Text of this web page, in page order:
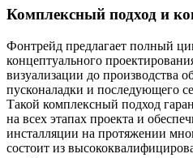
Комплексный подход и
Фонтрейд предлагает полный
концептуального
визуализации до производства
пусконаладки и последующего
Такой комплексный подход
на всех этапах проекта и
инсталляции на протяжении
состоит из